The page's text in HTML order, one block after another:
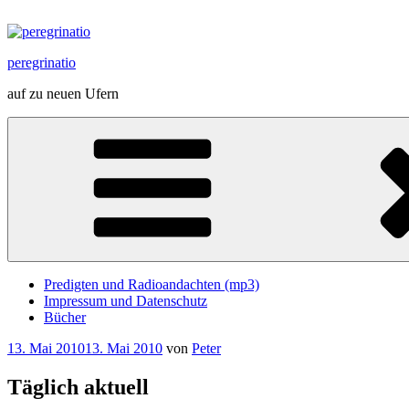
Inhalt
peregrinatio
auf zu neuen Ufern
Predigten und Radioandachten (mp3)
Impressum und Datenschutz
Bücher
Veröffentlicht
13. Mai 201013. Mai 2010 von Peter
Täglich aktuell